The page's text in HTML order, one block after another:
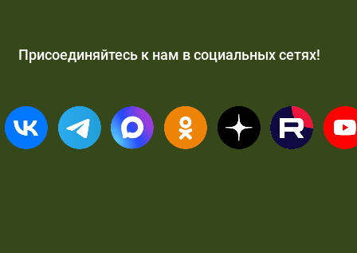
Присоединяйтесь к нам в социальных сетях!